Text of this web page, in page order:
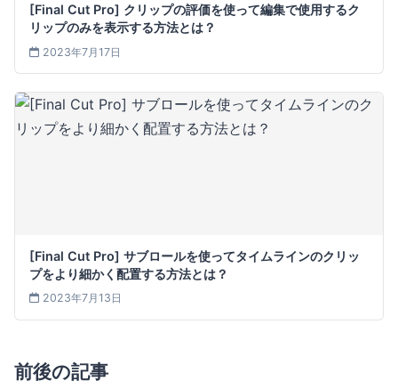
[Final Cut Pro] クリップの評価を使って編集で使用するク
リップのみを表示する方法とは？
2023年7月17日
[Final Cut Pro] サブロールを使ってタイムラインのクリッ
プをより細かく配置する方法とは？
2023年7月13日
前後の記事